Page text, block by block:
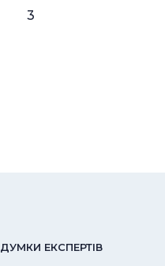
3
ДУМКИ ЕКСПЕРТIВ